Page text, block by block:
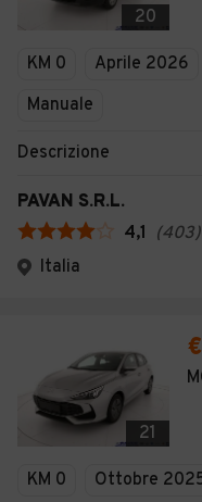
20
KM 0 Aprile 2026
Manuale
Descrizione
PAVAN S.R.L.
4,1 (403)
Italia
21
KM 0 Ottobre